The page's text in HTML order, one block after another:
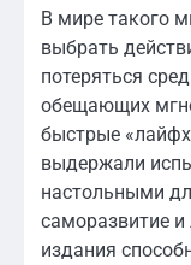
В мире такого
выбрать
потеряться
обещающих
быстрые
выдержали
настольными
саморазвитие
издания